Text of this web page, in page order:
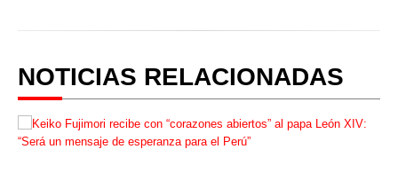
NOTICIAS RELACIONADAS